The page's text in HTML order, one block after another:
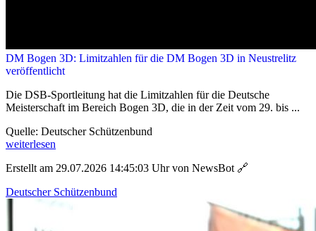
DM Bogen 3D: Limitzahlen für die DM Bogen 3D in Neustrelitz
veröffentlicht
Die DSB-Sportleitung hat die Limitzahlen für die Deutsche
Meisterschaft im Bereich Bogen 3D, die in der Zeit vom 29. bis ...
Quelle: Deutscher Schützenbund
weiterlesen
Erstellt am 29.07.2026 14:45:03 Uhr von NewsBot 🔗
Deutscher Schützenbund